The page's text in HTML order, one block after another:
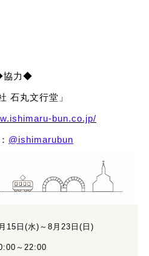
力◆
石丸文行堂」
bun.co.jp/
@ishimarubun
15日(水)～8月23日(日)
～22:00